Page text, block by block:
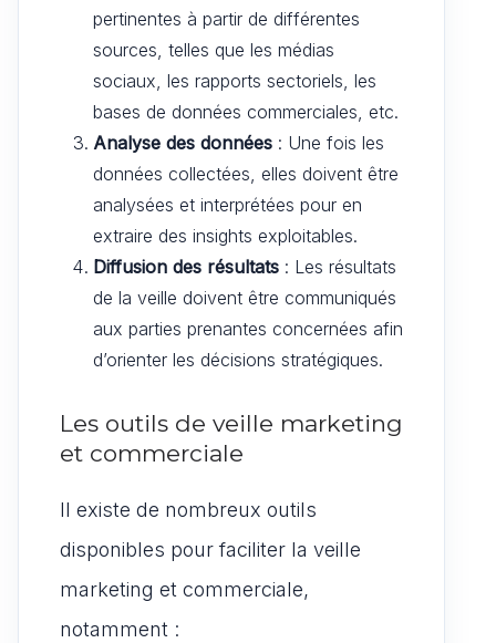
pertinentes à partir de différentes
sources, telles que les médias
sociaux, les rapports sectoriels, les
bases de données commerciales, etc.
Analyse des données : Une fois les
données collectées, elles doivent être
analysées et interprétées pour en
extraire des insights exploitables.
Diffusion des résultats : Les résultats
de la veille doivent être communiqués
aux parties prenantes concernées afin
d’orienter les décisions stratégiques.
Les outils de veille marketing
et commerciale
Il existe de nombreux outils
disponibles pour faciliter la veille
marketing et commerciale,
notamment :